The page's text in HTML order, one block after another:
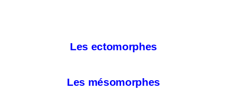
Les ectomorphes
Les mésomorphes